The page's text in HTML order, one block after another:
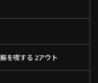
を喫する 2アウト